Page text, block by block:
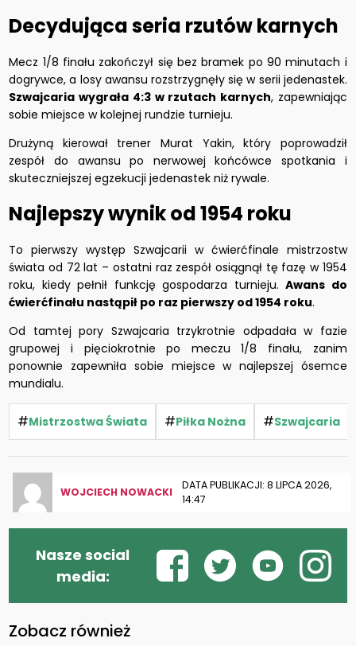
Decydująca seria rzutów karnych
Mecz 1/8 finału zakończył się bez bramek po 90 minutach i
dogrywce, a losy awansu rozstrzygnęły się w serii jedenastek.
Szwajcaria wygrała 4:3 w rzutach karnych, zapewniając
sobie miejsce w kolejnej rundzie turnieju.
Drużyną kierował trener Murat Yakin, który poprowadził
zespół do awansu po nerwowej końcówce spotkania i
skuteczniejszej egzekucji jedenastek niż rywale.
Najlepszy wynik od 1954 roku
To pierwszy występ Szwajcarii w ćwierćfinale mistrzostw
świata od 72 lat – ostatni raz zespół osiągnął tę fazę w 1954
roku, kiedy pełnił funkcję gospodarza turnieju.Awans do
ćwierćfinału nastąpił po raz pierwszy od 1954 roku.
Od tamtej pory Szwajcaria trzykrotnie odpadała w fazie
grupowej i pięciokrotnie po meczu 1/8 finału, zanim
ponownie zapewniła sobie miejsce w najlepszej ósemce
mundialu.
#Mistrzostwa Świata #Piłka Nożna #Szwajcaria
WOJCIECH NOWACKI
DATA PUBLIKACJI: 8 LIPCA 2026,
14:47
Nasze social
media:
Zobacz również